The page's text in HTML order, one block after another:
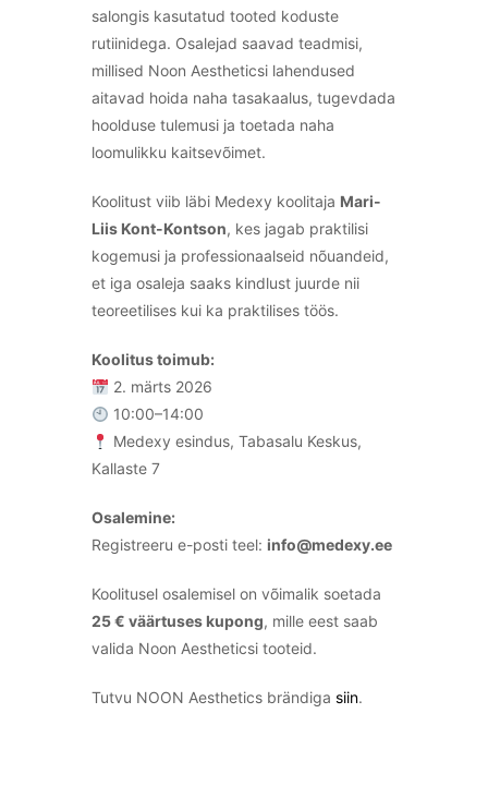
salongis kasutatud tooted koduste
rutiinidega. Osalejad saavad teadmisi,
millised Noon Aestheticsi lahendused
aitavad hoida naha tasakaalus, tugevdada
hoolduse tulemusi ja toetada naha
loomulikku kaitsevõimet.
Koolitust viib läbi Medexy koolitaja Mari-
Liis Kont-Kontson, kes jagab praktilisi
kogemusi ja professionaalseid nõuandeid,
et iga osaleja saaks kindlust juurde nii
teoreetilises kui ka praktilises töös.
Koolitus toimub:
2. märts 2026
10:00–14:00
Medexy esindus, Tabasalu Keskus,
Kallaste 7
Osalemine:
Registreeru e-posti teel: info@medexy.ee
Koolitusel osalemisel on võimalik soetada
25 € väärtuses kupong, mille eest saab
valida Noon Aestheticsi tooteid.
Tutvu NOON Aesthetics brändiga siin.